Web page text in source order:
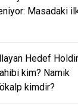
Masadaki
Hedef
kim? Namık
kimdir?